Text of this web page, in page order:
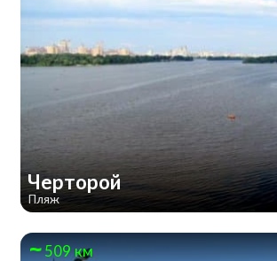
Черторой
Пляж
509 км